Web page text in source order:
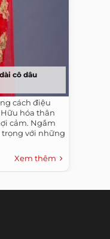
cô dâu
cách điệu
hóa thân
cảm. Ngắm
trọng với những
Xem thêm